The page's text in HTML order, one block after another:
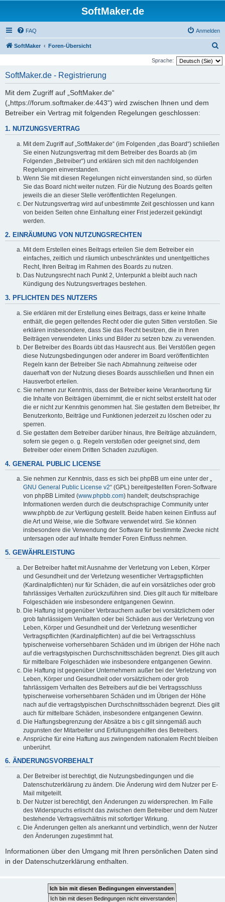
SoftMaker.de
FAQ Anmelden
SoftMaker Foren-Übersicht
u
Sprache:
SoftMaker.de - Registrierung
Mit dem Zugriff auf „SoftMaker.de“
(„https://forum.softmaker.de:443“) wird zwischen Ihnen und dem
Betreiber ein Vertrag mit folgenden Regelungen geschlossen:
1. NUTZUNGSVERTRAG
Mit dem Zugriff auf „SoftMaker.de“ (im Folgenden „das Board“) schließen
Sie einen Nutzungsvertrag mit dem Betreiber des Boards ab (im
Folgenden „Betreiber“) und erklären sich mit den nachfolgenden
Regelungen einverstanden.
Wenn Sie mit diesen Regelungen nicht einverstanden sind, so dürfen
Sie das Board nicht weiter nutzen. Für die Nutzung des Boards gelten
jeweils die an dieser Stelle veröffentlichten Regelungen.
Der Nutzungsvertrag wird auf unbestimmte Zeit geschlossen und kann
von beiden Seiten ohne Einhaltung einer Frist jederzeit gekündigt
werden.
2. EINRÄUMUNG VON NUTZUNGSRECHTEN
Mit dem Erstellen eines Beitrags erteilen Sie dem Betreiber ein
einfaches, zeitlich und räumlich unbeschränktes und unentgeltliches
Recht, Ihren Beitrag im Rahmen des Boards zu nutzen.
Das Nutzungsrecht nach Punkt 2, Unterpunkt a bleibt auch nach
Kündigung des Nutzungsvertrages bestehen.
3. PFLICHTEN DES NUTZERS
Sie erklären mit der Erstellung eines Beitrags, dass er keine Inhalte
enthält, die gegen geltendes Recht oder die guten Sitten verstoßen. Sie
erklären insbesondere, dass Sie das Recht besitzen, die in Ihren
Beiträgen verwendeten Links und Bilder zu setzen bzw. zu verwenden.
Der Betreiber des Boards übt das Hausrecht aus. Bei Verstößen gegen
diese Nutzungsbedingungen oder anderer im Board veröffentlichten
Regeln kann der Betreiber Sie nach Abmahnung zeitweise oder
dauerhaft von der Nutzung dieses Boards ausschließen und Ihnen ein
Hausverbot erteilen.
Sie nehmen zur Kenntnis, dass der Betreiber keine Verantwortung für
die Inhalte von Beiträgen übernimmt, die er nicht selbst erstellt hat oder
die er nicht zur Kenntnis genommen hat. Sie gestatten dem Betreiber, Ihr
Benutzerkonto, Beiträge und Funktionen jederzeit zu löschen oder zu
sperren.
Sie gestatten dem Betreiber darüber hinaus, Ihre Beiträge abzuändern,
sofern sie gegen o. g. Regeln verstoßen oder geeignet sind, dem
Betreiber oder einem Dritten Schaden zuzufügen.
4. GENERAL PUBLIC LICENSE
Sie nehmen zur Kenntnis, dass es sich bei phpBB um eine unter der „
GNU General Public License v2“ (GPL) bereitgestellten Foren-Software
von phpBB Limited (www.phpbb.com) handelt; deutschsprachige
Informationen werden durch die deutschsprachige Community unter
www.phpbb.de zur Verfügung gestellt. Beide haben keinen Einfluss auf
die Art und Weise, wie die Software verwendet wird. Sie können
insbesondere die Verwendung der Software für bestimmte Zwecke nicht
untersagen oder auf Inhalte fremder Foren Einfluss nehmen.
5. GEWÄHRLEISTUNG
Der Betreiber haftet mit Ausnahme der Verletzung von Leben, Körper
und Gesundheit und der Verletzung wesentlicher Vertragspflichten
(Kardinalpflichten) nur für Schäden, die auf ein vorsätzliches oder grob
fahrlässiges Verhalten zurückzuführen sind. Dies gilt auch für mittelbare
Folgeschäden wie insbesondere entgangenen Gewinn.
Die Haftung ist gegenüber Verbrauchern außer bei vorsätzlichem oder
grob fahrlässigem Verhalten oder bei Schäden aus der Verletzung von
Leben, Körper und Gesundheit und der Verletzung wesentlicher
Vertragspflichten (Kardinalpflichten) auf die bei Vertragsschluss
typischerweise vorhersehbaren Schäden und im übrigen der Höhe nach
auf die vertragstypischen Durchschnittsschäden begrenzt. Dies gilt auch
für mittelbare Folgeschäden wie insbesondere entgangenen Gewinn.
Die Haftung ist gegenüber Unternehmern außer bei der Verletzung von
Leben, Körper und Gesundheit oder vorsätzlichem oder grob
fahrlässigem Verhalten des Betreibers auf die bei Vertragsschluss
typischerweise vorhersehbaren Schäden und im Übrigen der Höhe
nach auf die vertragstypischen Durchschnittsschäden begrenzt. Dies gilt
auch für mittelbare Schäden, insbesondere entgangenen Gewinn.
Die Haftungsbegrenzung der Absätze a bis c gilt sinngemäß auch
zugunsten der Mitarbeiter und Erfüllungsgehilfen des Betreibers.
Ansprüche für eine Haftung aus zwingendem nationalem Recht bleiben
unberührt.
6. ÄNDERUNGSVORBEHALT
Der Betreiber ist berechtigt, die Nutzungsbedingungen und die
Datenschutzerklärung zu ändern. Die Änderung wird dem Nutzer per E-
Mail mitgeteilt.
Der Nutzer ist berechtigt, den Änderungen zu widersprechen. Im Falle
des Widerspruchs erlischt das zwischen dem Betreiber und dem Nutzer
bestehende Vertragsverhältnis mit sofortiger Wirkung.
Die Änderungen gelten als anerkannt und verbindlich, wenn der Nutzer
den Änderungen zugestimmt hat.
Informationen über den Umgang mit Ihren persönlichen Daten sind
in der Datenschutzerklärung enthalten.